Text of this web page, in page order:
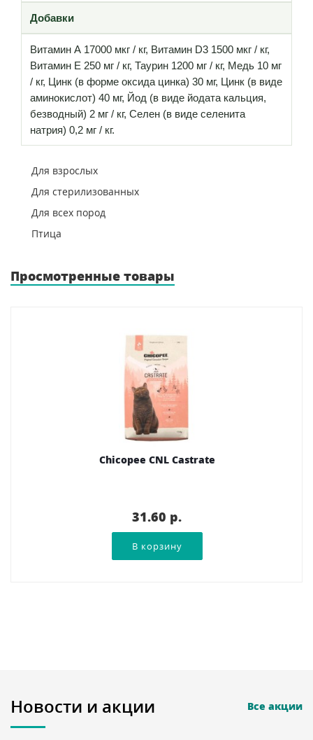
Добавки
Витамин А 17000 мкг / кг, Витамин D3 1500 мкг / кг,
Витамин Е 250 мг / кг, Таурин 1200 мг / кг, Медь 10 мг
/ кг, Цинк (в форме оксида цинка) 30 мг, Цинк (в виде
аминокислот) 40 мг, Йод (в виде йодата кальция,
безводный) 2 мг / кг, Селен (в виде селенита
натрия) 0,2 мг / кг.
Для взрослых
Для стерилизованных
Для всех пород
Птица
Просмотренные товары
Chicopee CNL Castrate
31.60 p.
Новости и акции Все акции